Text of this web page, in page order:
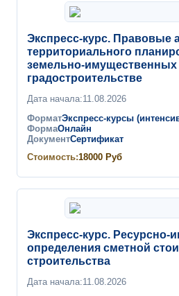
Экспресс-курс. Правовые
территориального
земельно-
градостроительстве
Дата начала:11.08.2026
ФорматЭкспресс-курсы
ФормаОнлайн
ДокументСертификат
Стоимость:18000 Руб
Экспресс-курс. Ресурсно-
определения сметной
строительства
Дата начала:11.08.2026